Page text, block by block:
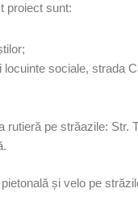
proiect sunt:
sociale, strada
pe străazile: Str.
și velo pe